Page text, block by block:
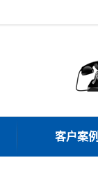
客户案例